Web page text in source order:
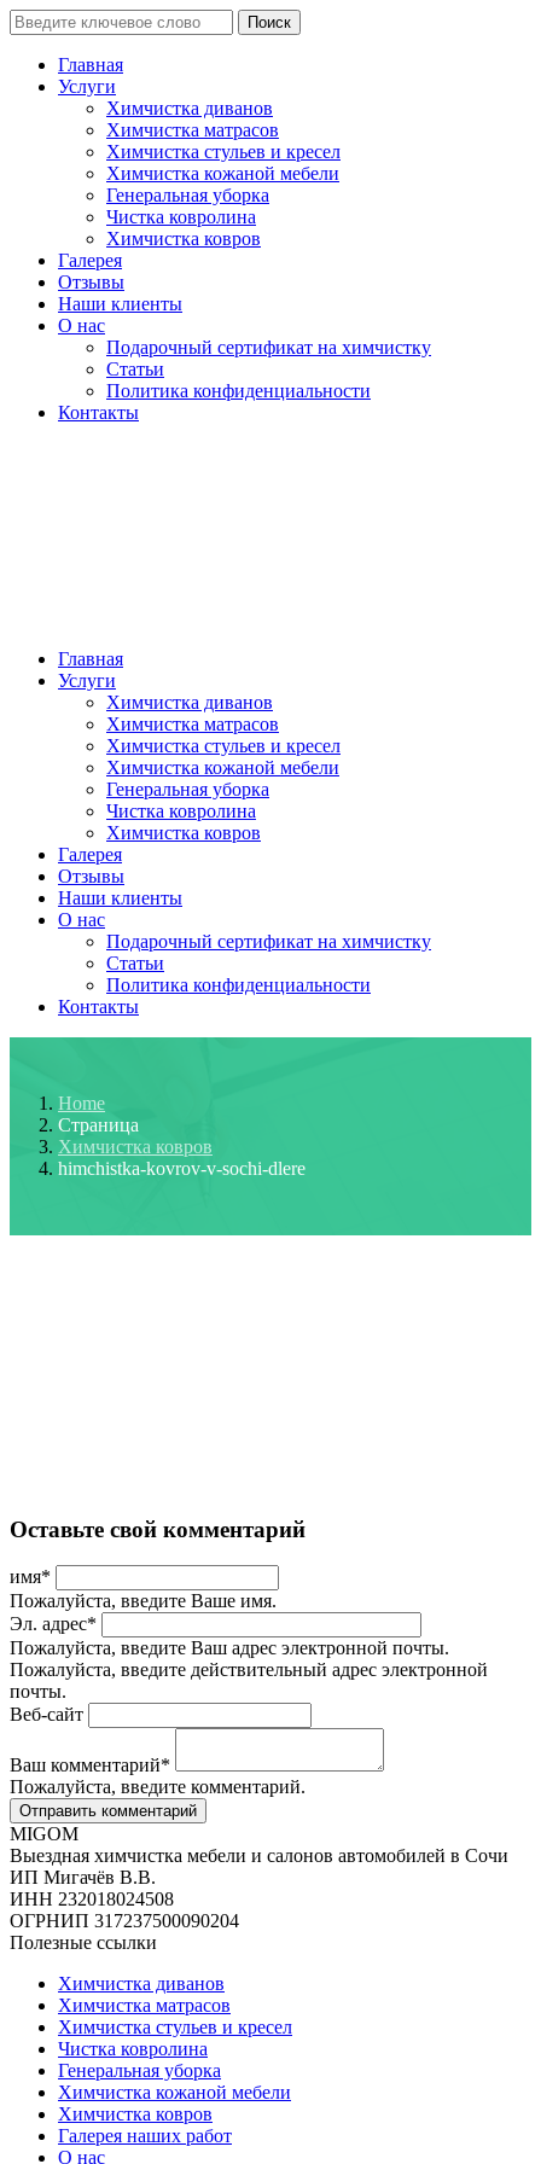
Поиск
Главная
Услуги
Химчистка диванов
Химчистка матрасов
Химчистка стульев и кресел
Химчистка кожаной мебели
Генеральная уборка
Чистка ковролина
Химчистка ковров
Галерея
Отзывы
Наши клиенты
О нас
Подарочный сертификат на химчистку
Статьи
Политика конфиденциальности
Контакты
Главная
Услуги
Химчистка диванов
Химчистка матрасов
Химчистка стульев и кресел
Химчистка кожаной мебели
Генеральная уборка
Чистка ковролина
Химчистка ковров
Галерея
Отзывы
Наши клиенты
О нас
Подарочный сертификат на химчистку
Статьи
Политика конфиденциальности
Контакты
Home
Страница
Химчистка ковров
himchistka-kovrov-v-sochi-dlere
Оставьте свой комментарий
имя*
Пожалуйста, введите Ваше имя.
Эл. адрес*
Пожалуйста, введите Ваш адрес электронной почты.
Пожалуйста, введите действительный адрес электронной
почты.
Веб-сайт
Ваш комментарий*
Пожалуйста, введите комментарий.
MIGOM
Выездная химчистка мебели и салонов автомобилей в Сочи
ИП Мигачёв В.В.
ИНН 232018024508
ОГРНИП 317237500090204
Полезные ссылки
Химчистка диванов
Химчистка матрасов
Химчистка стульев и кресел
Чистка ковролина
Генеральная уборка
Химчистка кожаной мебели
Химчистка ковров
Галерея наших работ
О нас